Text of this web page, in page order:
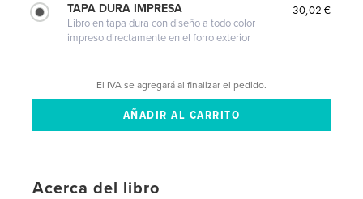
TAPA DURA IMPRESA
Libro en tapa dura con diseño a todo color
impreso directamente en el forro exterior
30,02 €
El IVA se agregará al finalizar el pedido.
Acerca del libro